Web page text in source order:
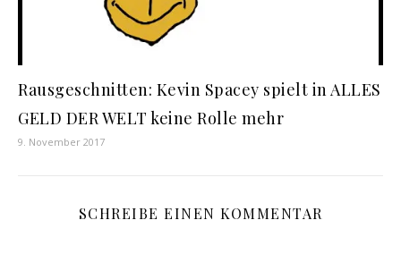
Rausgeschnitten: Kevin Spacey spielt in ALLES
GELD DER WELT keine Rolle mehr
9. November 2017
SCHREIBE EINEN KOMMENTAR